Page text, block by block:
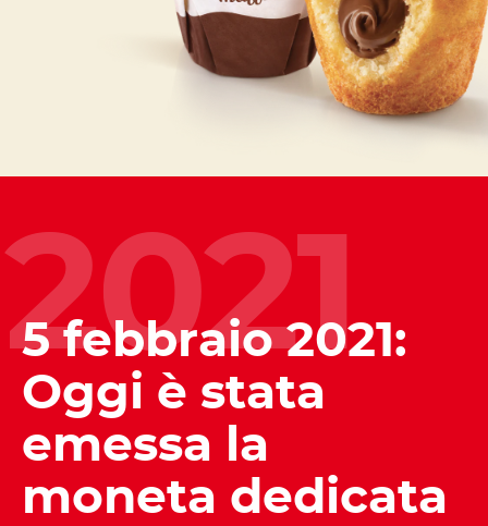
2021
5 febbraio 2021:
Oggi è stata
emessa la
moneta dedicata